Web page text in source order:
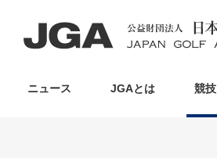
ニュース JGAとは 競技